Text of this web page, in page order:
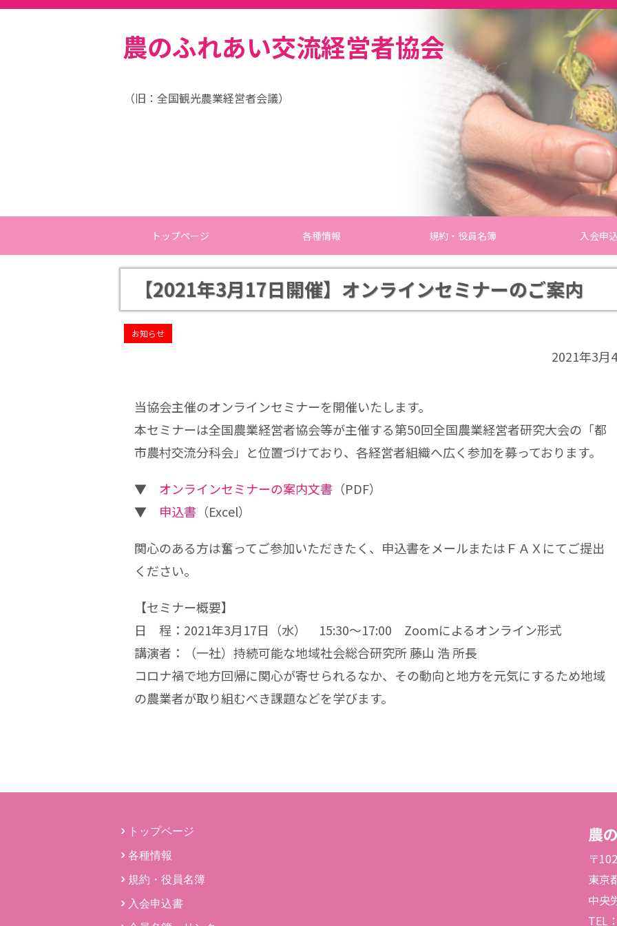
農のふれあい交流経営者協会
（旧：全国観光農業経営者会議）
トップページ 各種情報 規約・役員名簿 入会申
【2021年3月17日開催】オンラインセミナーのご案内
お知らせ
2021年3月
当協会主催のオンラインセミナーを開催いたします。
本セミナーは全国農業経営者協会等が主催する第50回全国農業経営者研究大会の「都
市農村交流分科会」と位置づけており、各経営者組織へ広く参加を募っております。
▼ オンラインセミナーの案内文書 （PDF）
▼ 申込書 （Excel）
関心のある方は奮ってご参加いただきたく、申込書をメールまたはＦＡＸにてご提出
ください。
【セミナー概要】
日 程：2021年3月17日（水） 15:30～17:00 Zoomによるオンライン形式
講演者：（一社）持続可能な地域社会総合研究所 藤山 浩 所長
コロナ禍で地方回帰に関心が寄せられるなか、その動向と地方を元気にするため地域
の農業者が取り組むべき課題などを学びます。
トップページ
各種情報
規約・役員名簿
入会申込書
農
〒
東京
中央
TEL